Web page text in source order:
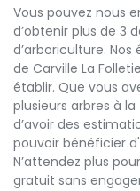
Vous pouvez nous
d’obtenir plus de 3
d’arboriculture. Nos
de Carville La
établir. Que vous
plusieurs arbres à
d’avoir des
pouvoir bénéficier
N’attendez plus
gratuit sans